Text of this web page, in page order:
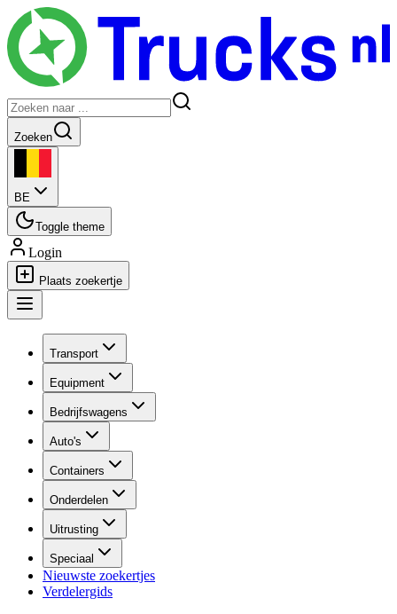
Zoeken
BE
Toggle theme
Login
Plaats zoekertje
Transport
Equipment
Bedrijfswagens
Auto's
Containers
Onderdelen
Uitrusting
Speciaal
Nieuwste zoekertjes
Verdelergids